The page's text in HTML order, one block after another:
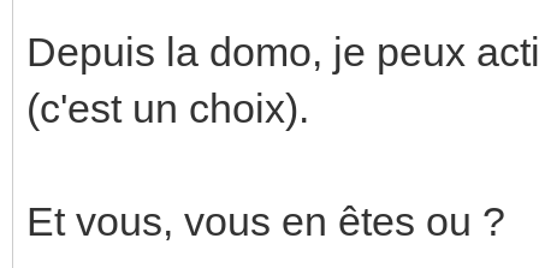
Depuis la domo, je peux
(c'est un choix).
Et vous, vous en êtes ou ?